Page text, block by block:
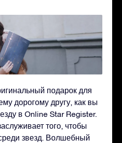
подарок для
дорогому другу, как вы
в Online Star Register.
того, чтобы
звезд. Волшебный